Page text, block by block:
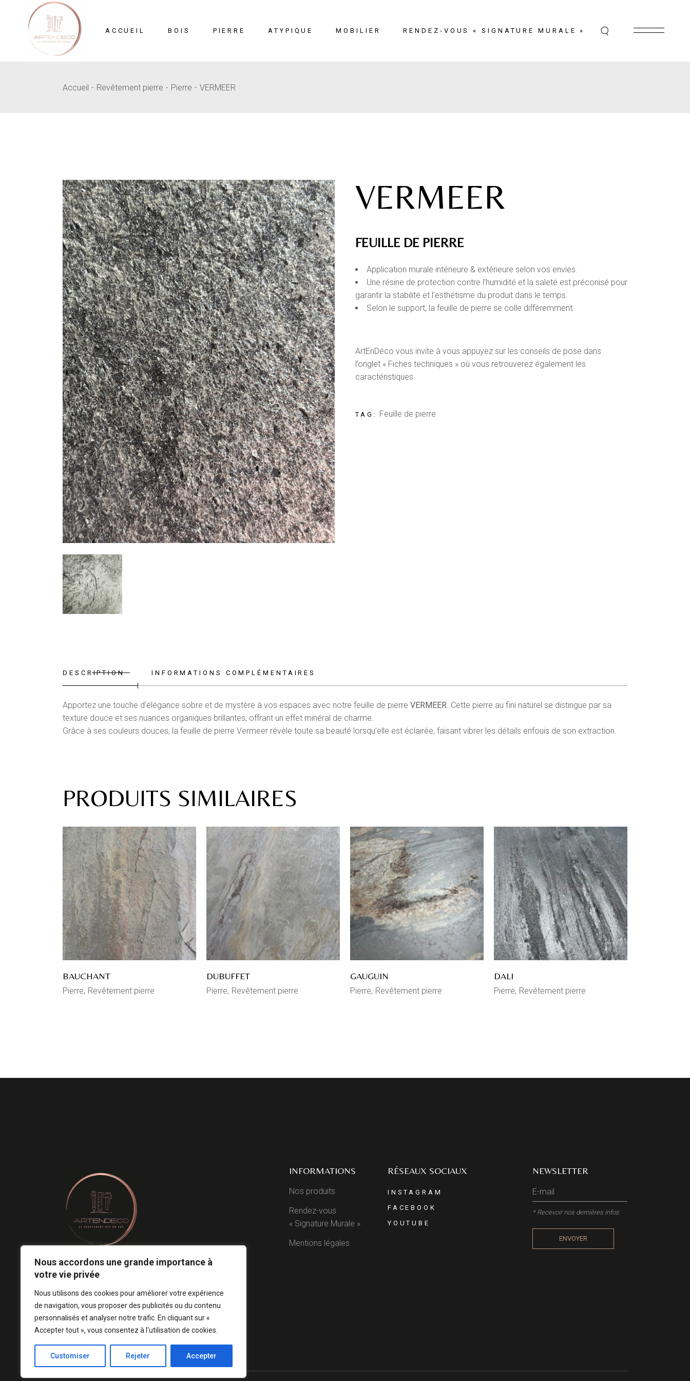
Nous accordons une grande importance à
votre vie privée
Nous utilisons des cookies pour améliorer votre expérience
de navigation, vous proposer des publicités ou du contenu
personnalisés et analyser notre trafic. En cliquant sur «
Accepter tout », vous consentez à l'utilisation de cookies.
Customiser Rejeter Accepter
ACCUEIL BOIS
Mosaïque
PIERRE
Pierre
ATYPIQUE MOBILIER RENDEZ-VOUS « SIGNATURE MURALE »
Accueil Revêtement pierre Pierre VERMEER
VERMEER
FEUILLE DE PIERRE
Application murale intérieure & extérieure selon vos envies.
Une résine de protection contre l’humidité et la saleté est préconisé pour
garantir la stabilité et l’esthétisme du produit dans le temps.
Selon le support, la feuille de pierre se colle différemment.
ArtEnDéco vous invite à vous appuyez sur les conseils de pose dans
l’onglet « Fiches techniques » où vous retrouverez également les
caractéristiques
TAG: Feuille de pierre
DESCRIPTION INFORMATIONS COMPLÉMENTAIRES
Apportez une touche d’élégance sobre et de mystère à vos espaces avec notre feuille de pierre VERMEER . Cette pierre au fini naturel se distingue par sa
texture douce et ses nuances organiques brillantes, offrant un effet minéral de charme.
Grâce à ses couleurs douces, la feuille de pierre Vermeer révèle toute sa beauté lorsqu’elle est éclairée, faisant vibrer les détails enfouis de son extraction.
PRODUITS SIMILAIRES
BAUCHANT
Pierre Revêtement pierre
DUBUFFET
Pierre Revêtement pierre
GAUGUIN
Pierre Revêtement pierre
DALI
Pierre Revêtement pierre
Le revêtement mural est un art.
Notre conception est votre signature ! ♡
INFORMATIONS
Nos produits
Rendez-vous
« Signature Murale »
Mentions légales
RÉSEAUX SOCIAUX
INSTAGRAM
FACEBOOK
YOUTUBE
NEWSLETTER
* Recevoir nos dernières infos
ENVOYER